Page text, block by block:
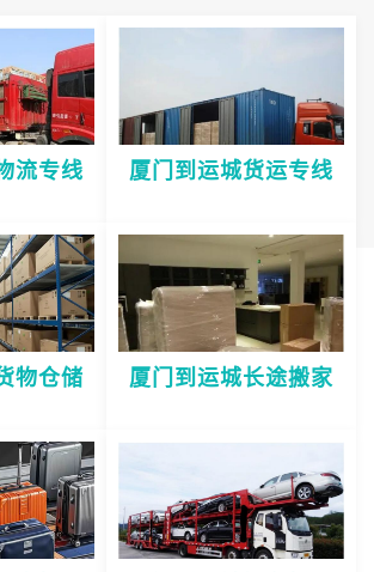
流专线 厦门到运城货运专线
物仓储 厦门到运城长途搬家